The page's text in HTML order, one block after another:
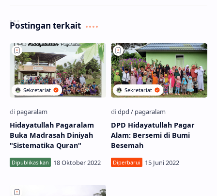
Postingan terkait
Hidayatullah Pagaralam
Buka Madrasah Diniyah
"Sistematika Quran"
DPD Hidayatullah Pagar
Alam: Bersemi di Bumi
Besemah